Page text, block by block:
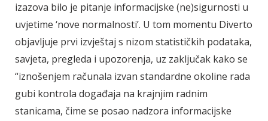
izazova bilo je pitanje informacijske (ne)sigurnosti u
uvjetime ‘nove normalnosti’. U tom momentu Diverto
objavljuje prvi izvještaj s nizom statističkih podataka,
savjeta, pregleda i upozorenja, uz zaključak kako se
“iznošenjem računala izvan standardne okoline rada
gubi kontrola događaja na krajnjim radnim
stanicama, čime se posao nadzora informacijske